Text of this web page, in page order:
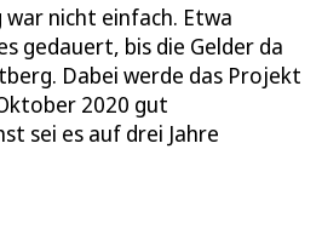
war nicht einfach. Etwa
gedauert, bis die Gelder da
Dabei werde das Projekt
2020 gut
sei es auf drei Jahre